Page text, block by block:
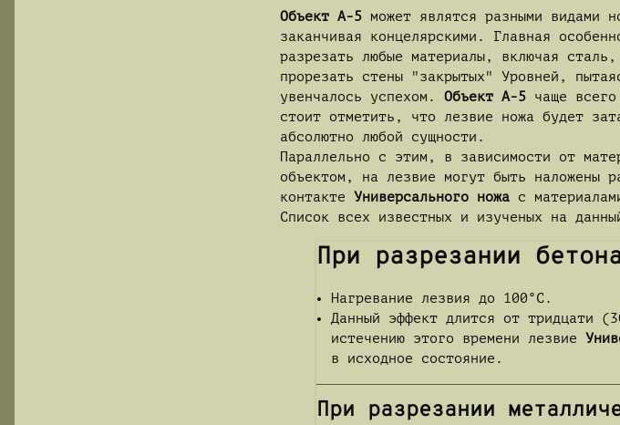
Объект А-5может являтся разными видами
заканчивая концелярскими. Главная
разрезать любые материалы, включая
прорезать стены "закрытых" Уровней,
увенчалось успехом. Объект А-5чаще всего
стоит отметить, что лезвие ножа будет
абсолютно любой сущности.
Параллельно с этим, в зависимости от
объектом, на лезвие могут быть наложены
контакте Универсального ножас
Список всех известных и изученых на
При разрезании
Нагревание лезвия до 100°C.
Данный эффект длится от тридцати
истечению этого времени лезвие
в исходное состояние.
При разрезании